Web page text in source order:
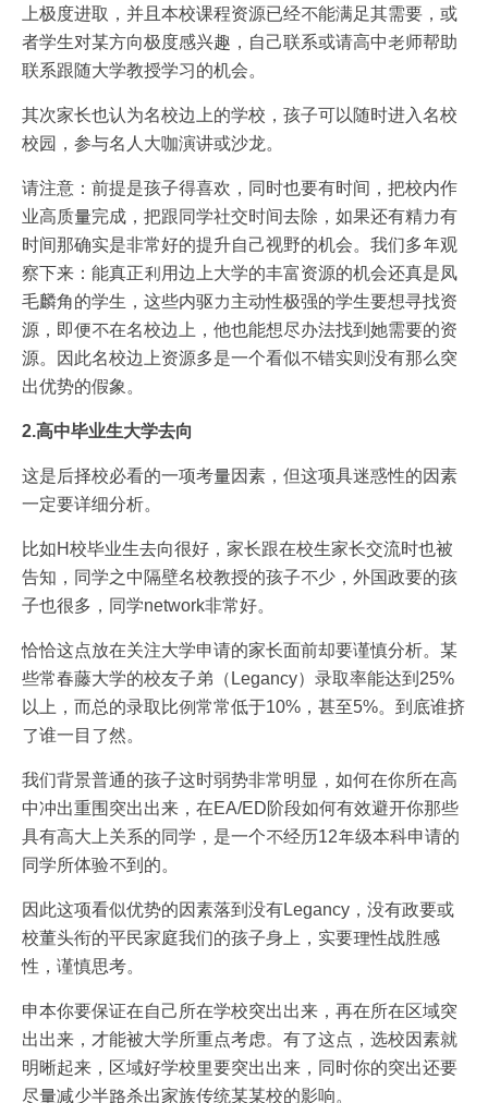
上极度进取，并且本校课程资源已经不能满足其需要，或
者学生对某方向极度感兴趣，自己联系或请高中老师帮助
联系跟随大学教授学习的机会。
其次家长也认为名校边上的学校，孩子可以随时进入名校
校园，参与名人大咖演讲或沙龙。
请注意：前提是孩子得喜欢，同时也要有时间，把校内作
业高质量完成，把跟同学社交时间去除，如果还有精力有
时间那确实是非常好的提升自己视野的机会。我们多年观
察下来：能真正利用边上大学的丰富资源的机会还真是凤
毛麟角的学生，这些内驱力主动性极强的学生要想寻找资
源，即便不在名校边上，他也能想尽办法找到她需要的资
源。因此名校边上资源多是一个看似不错实则没有那么突
出优势的假象。
2.高中毕业生大学去向
这是后择校必看的一项考量因素，但这项具迷惑性的因素
一定要详细分析。
比如H校毕业生去向很好，家长跟在校生家长交流时也被
告知，同学之中隔壁名校教授的孩子不少，外国政要的孩
子也很多，同学network非常好。
恰恰这点放在关注大学申请的家长面前却要谨慎分析。某
些常春藤大学的校友子弟（Legancy）录取率能达到25%
以上，而总的录取比例常常低于10%，甚至5%。到底谁挤
了谁一目了然。
我们背景普通的孩子这时弱势非常明显，如何在你所在高
中冲出重围突出出来，在EA/ED阶段如何有效避开你那些
具有高大上关系的同学，是一个不经历12年级本科申请的
同学所体验不到的。
因此这项看似优势的因素落到没有Legancy，没有政要或
校董头衔的平民家庭我们的孩子身上，实要理性战胜感
性，谨慎思考。
申本你要保证在自己所在学校突出出来，再在所在区域突
出出来，才能被大学所重点考虑。有了这点，选校因素就
明晰起来，区域好学校里要突出出来，同时你的突出还要
尽量减少半路杀出家族传统某某校的影响。